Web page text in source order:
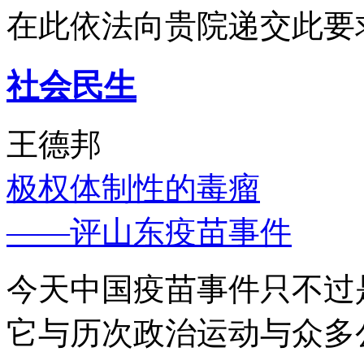
在此依法向贵院递交此要
社会民生
王德邦
极权体制性的毒瘤
——评山东疫苗事件
今天中国疫苗事件只不
它与历次政治运动与众